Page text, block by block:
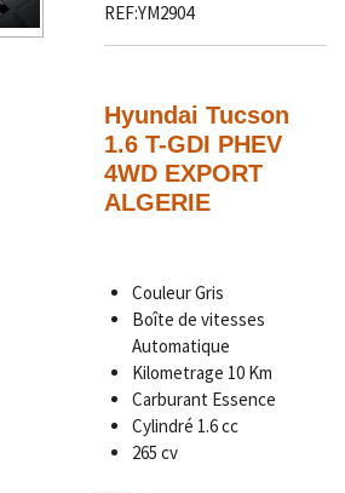
REF:YM2904
Hyundai Tucson
1.6 T-GDI PHEV
4WD EXPORT
ALGERIE
Couleur Gris
Boîte de vitesses
Automatique
Kilometrage 10 Km
Carburant Essence
Cylindré 1.6 cc
265 cv